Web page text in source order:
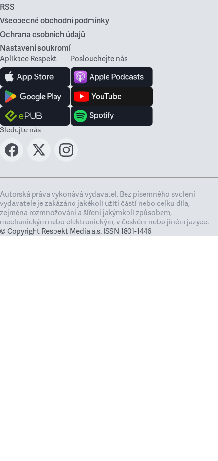
RSS
Všeobecné obchodní podmínky
Ochrana osobních údajů
Nastavení soukromí
Aplikace Respekt Poslouchejte nás
Sledujte nás
Autorská práva vykonává vydavatel. Bez písemného svolení
vydavatele je zakázáno jakékoli užití částí nebo celku díla,
zejména rozmnožování a šíření jakýmkoli způsobem,
mechanickým nebo elektronickým, v českém nebo jiném jazyce.
© Copyright Respekt Media a.s. ISSN 1801-1446